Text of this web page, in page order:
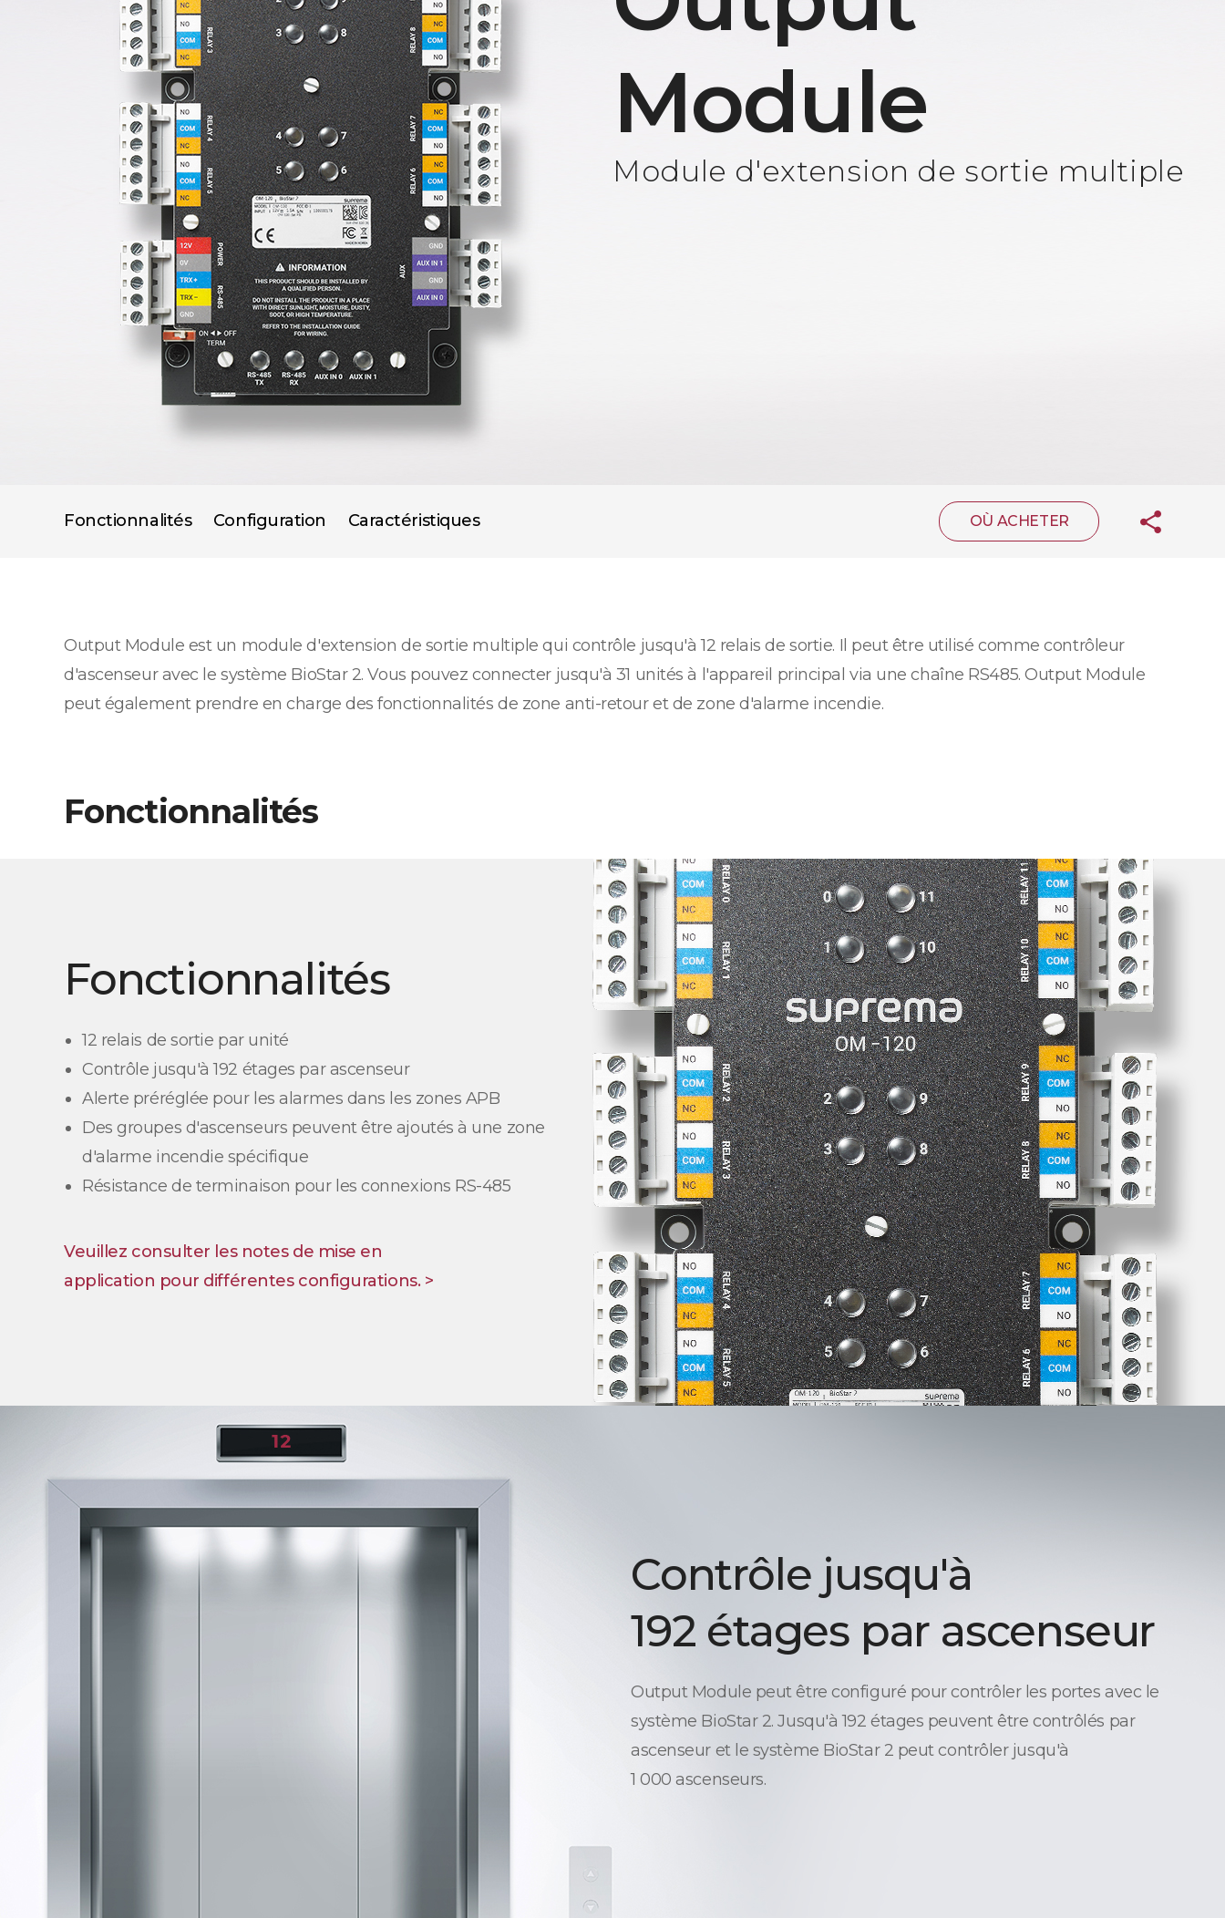
Module
Module d'extension de sortie multiple
Fonctionnalités Configuration Caractéristiques OÙ ACHETER
Output Module est un module d'extension de sortie multiple qui contrôle jusqu'à 12 relais de sortie. Il peut être utilisé comme contrôleur
d'ascenseur avec le système BioStar 2. Vous pouvez connecter jusqu'à 31 unités à l'appareil principal via une chaîne RS485. Output Module
peut également prendre en charge des fonctionnalités de zone anti-retour et de zone d'alarme incendie.
Fonctionnalités
Fonctionnalités
12 relais de sortie par unité
Contrôle jusqu'à 192 étages par ascenseur
Alerte préréglée pour les alarmes dans les zones APB
Des groupes d'ascenseurs peuvent être ajoutés à une zone
d'alarme incendie spécifique
Résistance de terminaison pour les connexions RS-485
Veuillez consulter les notes de mise en
application pour différentes configurations. >
Contrôle jusqu'à
192 étages par ascenseur
Output Module peut être configuré pour contrôler les portes avec le
système BioStar 2. Jusqu'à 192 étages peuvent être contrôlés par
ascenseur et le système BioStar 2 peut contrôler jusqu'à
1 000 ascenseurs.